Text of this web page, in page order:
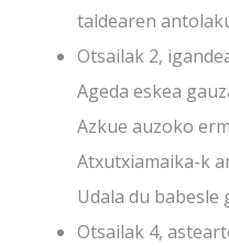
taldearen
Otsailak 2,
Ageda eskea
Azkue auzoko
Atxutxiamaika-k
Udala du babesle
Otsailak 4,